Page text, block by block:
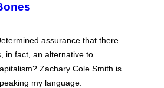
assurance that there
in fact, an alternative to
Zachary Cole Smith is
my language.